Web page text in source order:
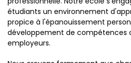
étudiants un environnement
propice à l'épanouissement
développement de compétences
employeurs.